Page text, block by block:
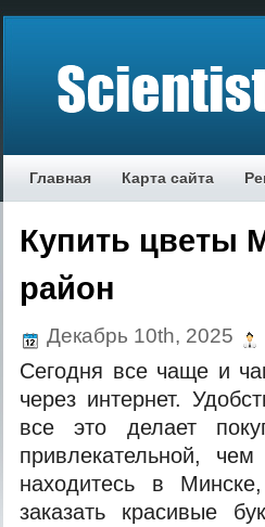
Главная Карта сайта
Купить цветы
район
Декабрь 10th, 2025
Сегодня все чаще и
через интернет.
все это делает
привлекательной,
находитесь в
заказать красивые